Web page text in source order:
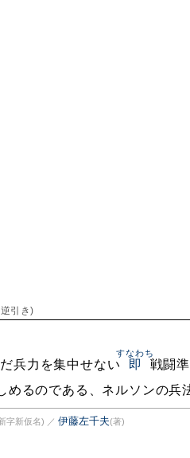
引き)
兵力を集中せない 即
すなわち
戦闘
めるのである、ネルソンの兵
字新仮名) ／ 伊藤左千夫(著)